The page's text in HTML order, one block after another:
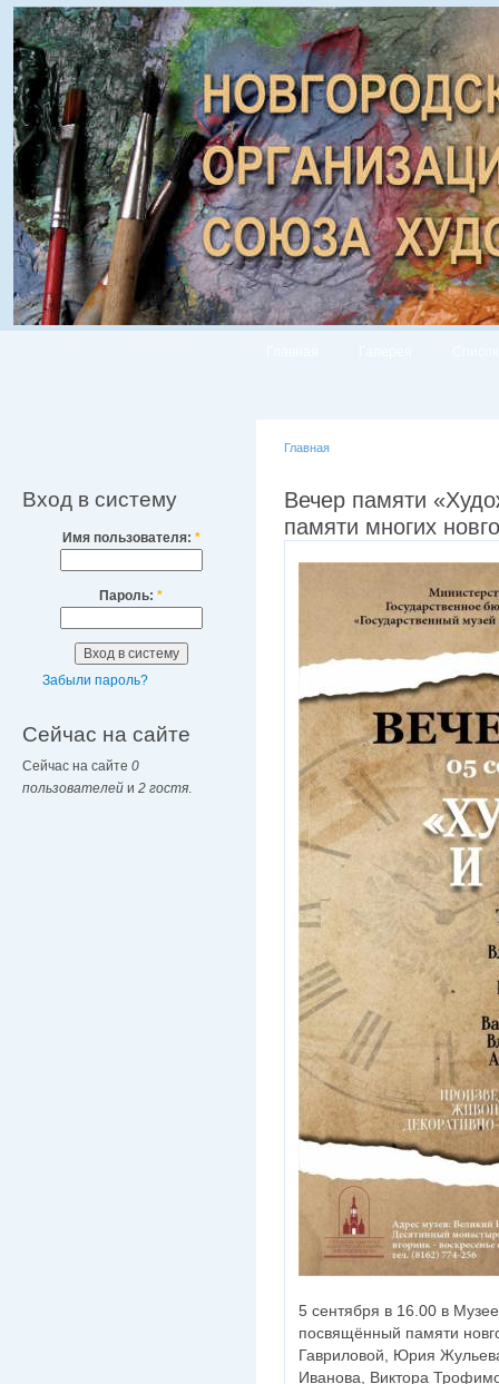
Вход в систему
Имя пользователя: *
Пароль: *
Забыли пароль?
Сейчас на сайте
Сейчас на сайте 0
пользователей и 2 гостя
Главная
Вечер памяти
памяти многих
5 сентября в 16.00 в
посвящённый памяти
Гавриловой, Юрия
Иванова, Виктора